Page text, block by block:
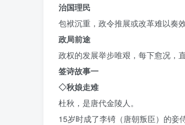
治国理民
包袱沉重，政令推展或改革难以奏
政局前途
政权的发展举步唯艰，每下愈况，
签诗故事一
◇秋娘走难
杜秋，是唐代金陵人。
15岁时成了李锜（唐朝叛臣）的妾侍